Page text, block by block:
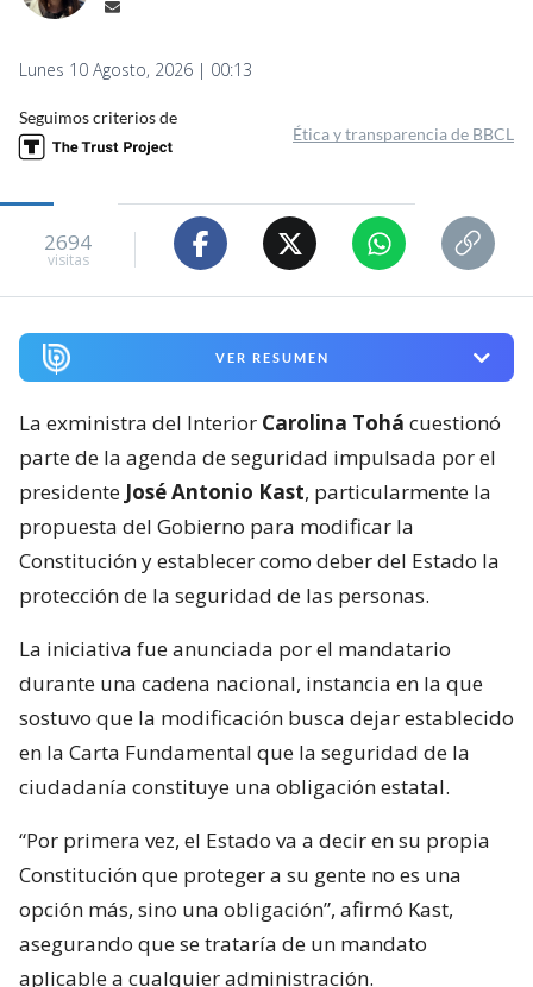
Lunes 10 Agosto, 2026 | 00:13
Seguimos criterios de
Ética y transparencia de BBCL
2694
visitas
VER RESUMEN
La exministra del Interior Carolina Tohá cuestionó
parte de la agenda de seguridad impulsada por el
presidente José Antonio Kast, particularmente la
propuesta del Gobierno para modificar la
Constitución y establecer como deber del Estado la
protección de la seguridad de las personas.
La iniciativa fue anunciada por el mandatario
durante una cadena nacional, instancia en la que
sostuvo que la modificación busca dejar establecido
en la Carta Fundamental que la seguridad de la
ciudadanía constituye una obligación estatal.
“Por primera vez, el Estado va a decir en su propia
Constitución que proteger a su gente no es una
opción más, sino una obligación”, afirmó Kast,
asegurando que se trataría de un mandato
aplicable a cualquier administración.